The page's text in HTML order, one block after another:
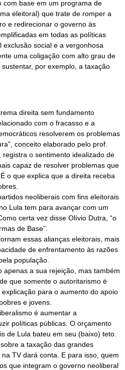
com base em um programa de
eleitoral) que trate de romper a
e redirecionar o governo às
em todas as políticas
social e a vergonhosa
uma coligação com alto grau de
por exemplo, a taxação
direita sem fundamento
com o fracasso e a
resolverem os problemas
conceito elaborado pelo prof.
o sentimento idealizado de
capaz de resolver problemas que
o que explica que a direita receba
neoliberais com fins eleitorais
Lula tem para avançar com um
certa vez disse Olívio Dutra, “o
de Base”.
essas alianças eleitorais, mais
de enfrentamento às razões
população.
apenas a sua rejeição, mas também
que somente o autoritarismo é
para o aumento do apoio
e jovens.
é aumentar a
políticas públicas. O orçamento
de Lula bateu em seu (baixo) teto.
a taxação das grandes
TV dará conta. E para isso, quem
que integram o governo neoliberal